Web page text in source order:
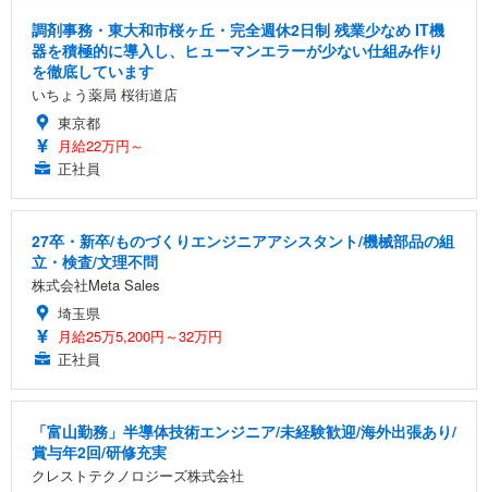
調剤事務・東大和市桜ヶ丘・完全週休2日制 残業少なめ IT機
器を積極的に導入し、ヒューマンエラーが少ない仕組み作り
を徹底しています
いちょう薬局 桜街道店
東京都
月給22万円～
正社員
27卒・新卒/ものづくりエンジニアアシスタント/機械部品の組
立・検査/文理不問
株式会社Meta Sales
埼玉県
月給25万5,200円～32万円
正社員
「富山勤務」半導体技術エンジニア/未経験歓迎/海外出張あり/
賞与年2回/研修充実
クレストテクノロジーズ株式会社